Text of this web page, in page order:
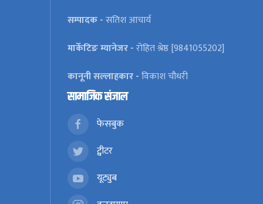
सम्पादक -सतिश आचार्य
मार्केटिङ म्यानेजर -रोहित श्रेष्ठ [9841055202]
कानूनी सल्लाहकार -विकाश चौधरी
सामाजिक संजाल
फेसबुक
ट्वीटर
यूट्युब